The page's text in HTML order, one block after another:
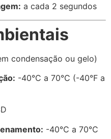
a cada 2 segundos
condensação ou gelo)
-40°C a 70°C (-40°F a
-40°C a 70°C